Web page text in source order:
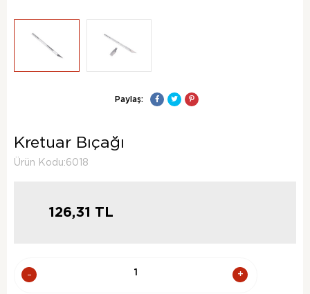
Paylaş:
Kretuar Bıçağı
Ürün Kodu:6018
126,31 TL